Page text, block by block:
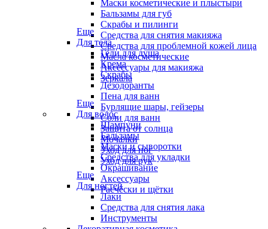
Маски косметические и плыстыри
Бальзамы для губ
Скрабы и пилинги
Средства для снятия макияжа
Средства для проблемной кожей лица
Масла косметические
Аксессуары для макияжа
Зеркала
Еще
Для тела
Гели для душа
Крема
Скрабы
Дезодоранты
Пена для ванн
Бурлящие шары, гейзеры
Соли для ванн
Защита от солнца
Мочалки
Уход для ног
Уход для рук
Еще
Для волос
Шампуни
Бальзамы
Маски и сыворотки
Средства для укладки
Окрашивание
Аксессуары
Расчёски и щётки
Еще
Для ногтей
Лаки
Средства для снятия лака
Инструменты